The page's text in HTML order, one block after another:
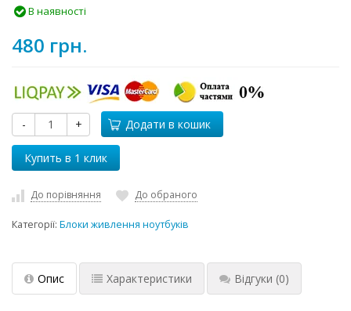
В наявності
480 грн.
- + Додати в кошик
До порівняння До обраного
Категорії: Блоки живлення ноутбуків
Опис Характеристики Відгуки (0)